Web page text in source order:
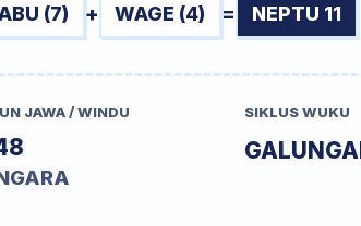
(7) + WAGE (4) = NEPTU 11
JAWA / WINDU SIKLUS WUKU